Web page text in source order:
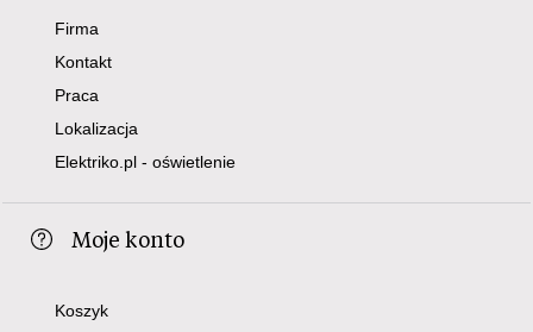
Firma
Kontakt
Praca
Lokalizacja
Elektriko.pl - oświetlenie
Moje konto
Koszyk